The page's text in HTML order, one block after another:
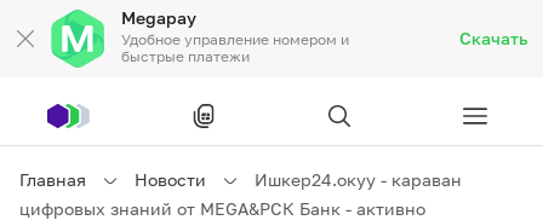
Megapay
Удобное управление номером и
быстрые платежи
Скачать
Главная Новости
Ишкер24.окуу - караван
цифровых знаний от MEGA&РСК Банк - активно